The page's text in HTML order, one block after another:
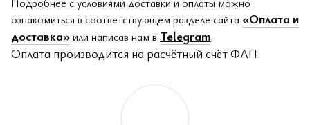
ознакомиться в соответствующем разделе сайта «Оплата и
доставка»или написав нам в Telegram.
Оплата производится на расчётный счёт ФЛП.